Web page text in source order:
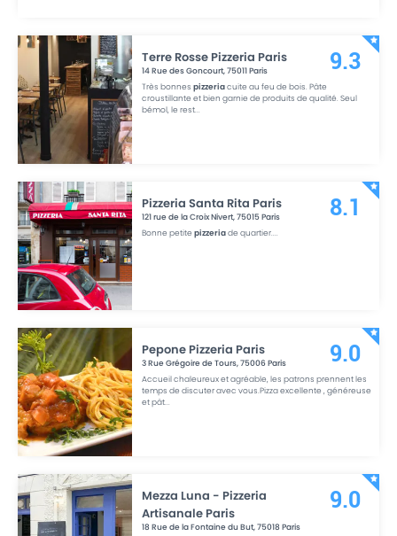
Terre Rosse Pizzeria Paris
14 Rue des Goncourt,75011Paris
Très bonnespizzeriacuite au feu de bois. Pâte
croustillante et bien garnie de produits de qualité. Seul
bémol, le rest...
9.3
Pizzeria Santa Rita Paris
121 rue de la Croix Nivert,75015Paris
Bonne petitepizzeriade quartier....
8.1
Pepone Pizzeria Paris
3 Rue Grégoire de Tours,75006Paris
Accueil chaleureux et agréable, les patrons prennent les
temps de discuter avec vous.Pizza excellente , généreuse
et pât...
9.0
Mezza Luna - Pizzeria
Artisanale Paris
18 Rue de la Fontaine du But,75018 Paris
9.0